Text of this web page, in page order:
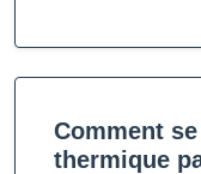
Comment
thermique